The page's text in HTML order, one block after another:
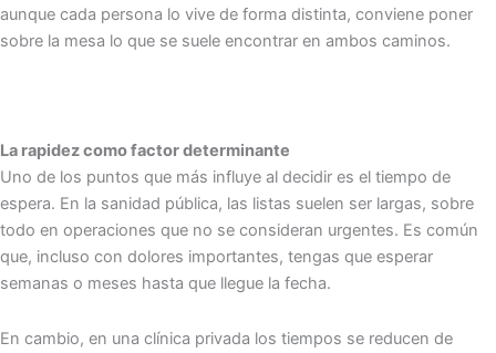
aunque cada persona lo vive de forma distinta, conviene poner
sobre la mesa lo que se suele encontrar en ambos caminos.
La rapidez como factor determinante
Uno de los puntos que más influye al decidir es el tiempo de
espera. En la sanidad pública, las listas suelen ser largas, sobre
todo en operaciones que no se consideran urgentes. Es común
que, incluso con dolores importantes, tengas que esperar
semanas o meses hasta que llegue la fecha.
En cambio, en una clínica privada los tiempos se reducen de